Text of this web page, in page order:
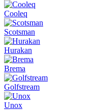
Cooleq
Scotsman
Hurakan
Brema
Golfstream
Unox